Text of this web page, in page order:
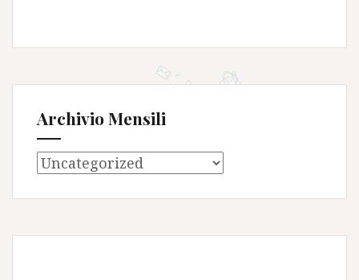
Archivio Mensili
Archivio